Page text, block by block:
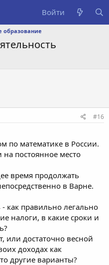
Войти
образование
#16
по математике в России.
постоянное место
время продолжать
в Варне.
как правильно легально
налоги, в какие сроки и
или достаточно весной
доходах как
другие варианты?